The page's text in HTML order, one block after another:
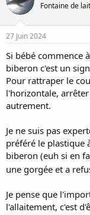
i
o
n
s
Fontaine de lait
27 Juin 2024
Si bébé commence
biberon c'est un
Pour rattraper le
l'horizontale,
autrement.
Je ne suis pas
préféré le plastique
biberon (euh si en
une gorgée et a
Je pense que
l'allaitement, c'est